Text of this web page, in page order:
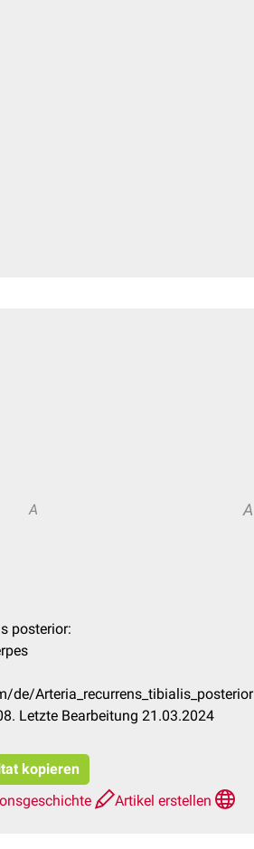
A A
posterior:
de/Arteria_recurrens_tibialis_posterior
Letzte Bearbeitung 21.03.2024
kopieren
Artikel erstellen